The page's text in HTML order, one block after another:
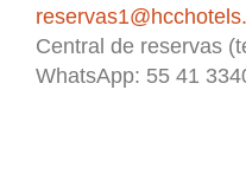
Central de reservas
WhatsApp: 55 41